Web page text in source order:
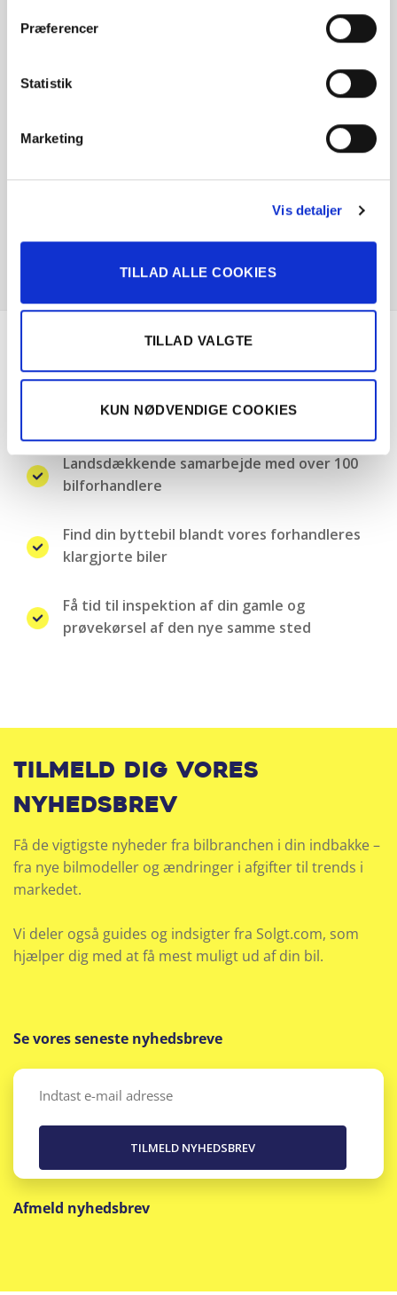
Præferencer
Statistik
Marketing
Vis detaljer
TILLAD ALLE COOKIES
TILLAD VALGTE
KUN NØDVENDIGE COOKIES
Om Solgt.com
Nemt, hurtigt og sikkert bilsalg
Landsdækkende samarbejde med over 100
bilforhandlere
Find din byttebil blandt vores forhandleres
klargjorte biler
Få tid til inspektion af din gamle og
prøvekørsel af den nye samme sted
Tilmeld dig vores
nyhedsbrev
Få de vigtigste nyheder fra bilbranchen i din indbakke –
fra nye bilmodeller og ændringer i afgifter til trends i
markedet.
Vi deler også guides og indsigter fra Solgt.com, som
hjælper dig med at få mest muligt ud af din bil.
Se vores seneste nyhedsbreve
Email
Afmeld nyhedsbrev